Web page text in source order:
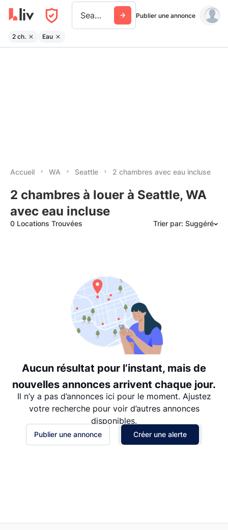
Seattle Publier une annonce
2 ch. Eau
Accueil WA Seattle 2 chambres avec eau incluse
2 chambres à louer à Seattle, WA
avec eau incluse
0 Locations Trouvées Trier par: Suggéré
Date: les plus anciens d’abord
Aucun résultat pour l’instant, mais de
nouvelles annonces arrivent chaque jour.
Il n’y a pas d’annonces ici pour le moment. Ajustez
votre recherche pour voir d’autres annonces
disponibles.
Publier une annonce Créer une alerte